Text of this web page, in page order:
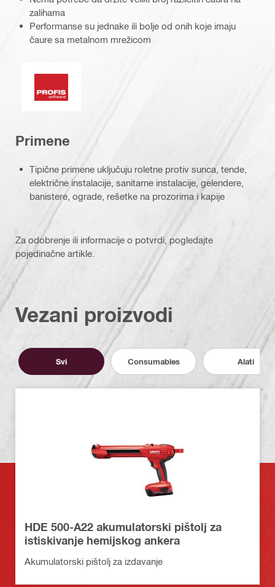
zalihama
Performanse su jednake ili bolje od onih koje imaju
čaure sa metalnom mrežicom
Softver PROFIS
Primene
Tipične primene uključuju roletne protiv sunca, tende,
električne instalacije, sanitarne instalacije, gelendere,
banistere, ograde, rešetke na prozorima i kapije
Za odobrenje ili informacije o potvrdi, pogledajte
pojedinačne artikle.
Vezani proizvodi
Svi Consumables Alati
HDE 500-A22 akumulatorski pištolj za
istiskivanje hemijskog ankera
Akumulatorski pištolj za izdavanje